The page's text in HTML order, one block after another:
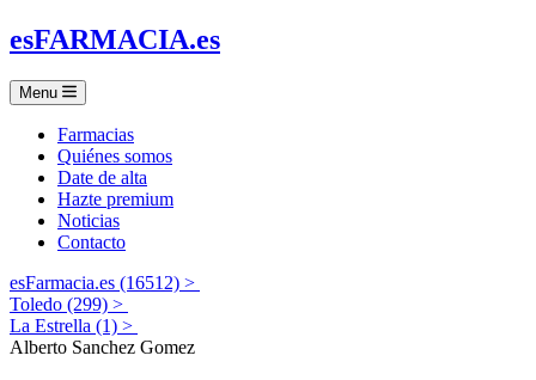
esFARMACIA.es
Menu
Farmacias
Quiénes somos
Date de alta
Hazte premium
Noticias
Contacto
esFarmacia.es (16512) >
Toledo (299) >
La Estrella (1) >
Alberto Sanchez Gomez